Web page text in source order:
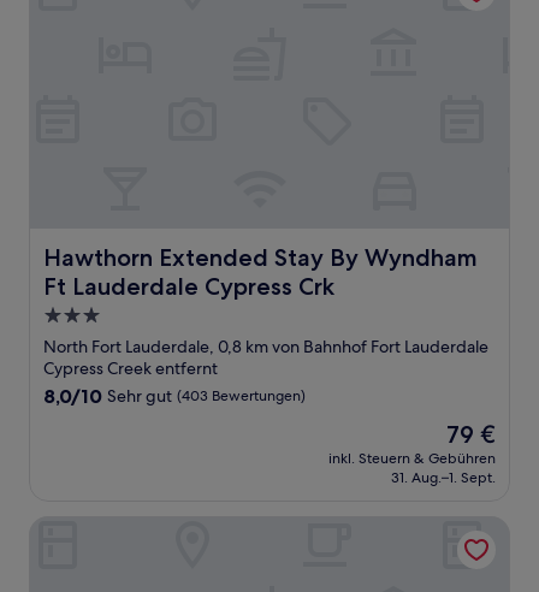
Hawthorn Extended Stay By Wyndham
Ft Lauderdale Cypress Crk
Hawthorn Extended Stay By Wyndham Ft Lauderdale
3.0-
Sterne-
Unterkunft
North Fort Lauderdale, 0,8 km von Bahnhof Fort Lauderdale
Cypress Creek entfernt
8.0
Bewertungen)
8,0/10 Sehr gut (403 Bewertungen)
Der
Preis
beträgt
79 €
inkl. Steuern & Gebühren
31. Aug.–1. Sept.